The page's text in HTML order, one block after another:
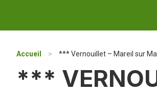
Accueil > *** Vernouillet – Mareil sur
***